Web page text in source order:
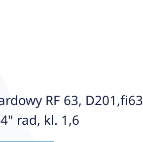
RF 63, D201,fi63
rad, kl. 1,6